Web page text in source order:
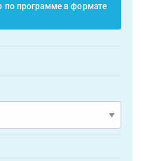
по программе в формате